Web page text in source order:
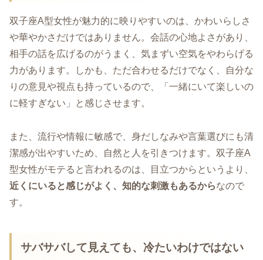
双子座A型女性が魅力的に映りやすいのは、かわいらしさ
や華やかさだけではありません。会話の心地よさがあり、
相手の話を広げるのがうまく、気まずい空気をやわらげる
力があります。しかも、ただ合わせるだけでなく、自分な
りの意見や視点も持っているので、「一緒にいて楽しいの
に軽すぎない」と感じさせます。
また、流行や情報に敏感で、身だしなみや言葉選びにも清
潔感が出やすいため、自然と人を引きつけます。双子座A
型女性がモテると言われるのは、目立つからというより、
近くにいると感じがよく、知的な刺激もあるからなので
す。
サバサバして見えても、冷たいわけではない